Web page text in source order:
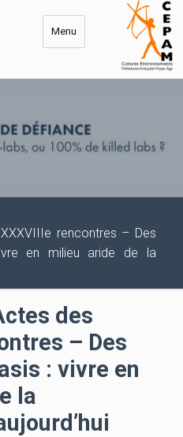
Menu
rencontres – Des
en milieu aride de la
des
– Des
: vivre en
la